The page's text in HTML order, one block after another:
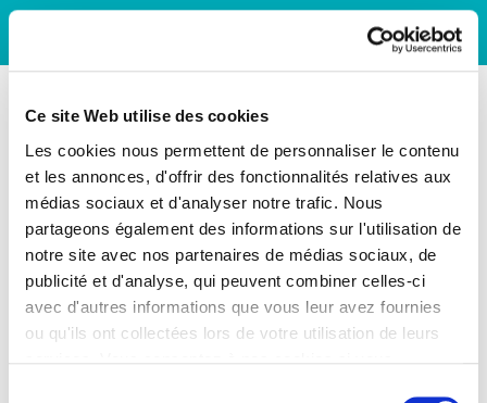
Ce site Web utilise des cookies
Les cookies nous permettent de personnaliser le contenu
et les annonces, d'offrir des fonctionnalités relatives aux
médias sociaux et d'analyser notre trafic. Nous
partageons également des informations sur l'utilisation de
notre site avec nos partenaires de médias sociaux, de
publicité et d'analyse, qui peuvent combiner celles-ci
avec d'autres informations que vous leur avez fournies
ou qu'ils ont collectées lors de votre utilisation de leurs